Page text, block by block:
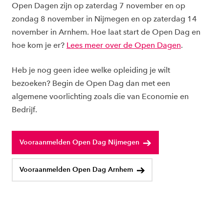
Open Dagen zijn op zaterdag 7 november en op
zondag 8 november in Nijmegen en op zaterdag 14
november in Arnhem. Hoe laat start de Open Dag en
hoe kom je er? Lees meer over de Open Dagen.
Heb je nog geen idee welke opleiding je wilt
bezoeken? Begin de Open Dag dan met een
algemene voorlichting zoals die van Economie en
Bedrijf.
Vooraanmelden Open Dag Nijmegen
Vooraanmelden Open Dag Arnhem